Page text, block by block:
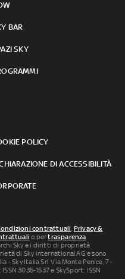
BAR
SKY
POLICY
DI ACCESSIBILITÀ
contrattuali, Privacy &
o pertrasparenza
Sky e i diritti di proprietà
di Sky international AG e sono
- Sky Italia Srl Via Monte Penice, 7 -
3035-1537 e SkySport: ISSN